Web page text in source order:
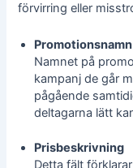
förvirring eller
Promotionsnamn
Namnet på
kampanj de går
pågående
deltagarna lätt
Prisbeskrivning
Detta fält